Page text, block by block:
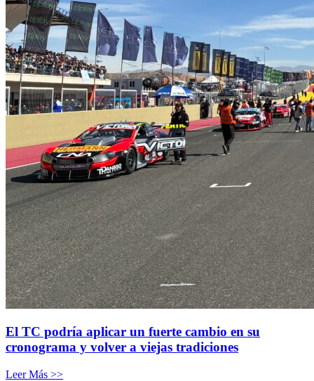
El TC podría aplicar un fuerte cambio en su
cronograma y volver a viejas tradiciones
Leer Más >>